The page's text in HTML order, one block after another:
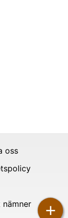
+
oss
nämner